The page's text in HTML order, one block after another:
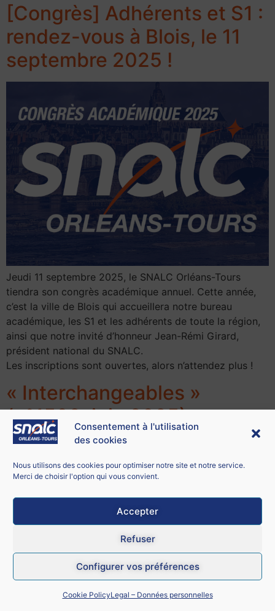
Consentement à l'utilisation
des cookies
Nous utilisons des cookies pour optimiser notre site et notre service.
Merci de choisir l'option qui vous convient.
Accepter
Refuser
Configurer vos préférences
Cookie PolicyLegal – Données personnelles
[Congrès] Adhérents et S1 :
rendez-vous à Blois, le 11
septembre 2025 !
Jeudi 11 septembre 2025, le SNALC Orléans-Tours
tiendra son congrès académique annuel. Cette année,
c’est la ville de Blois qui accueillera notre bureau
académique, les S1 et les adhérents de toute la région,
ainsi que notre invité d’honneur Jean-Rémi Girard,
président national du SNALC.
Les inscriptions sont ouvertes, alors n’attendez plus !
« Interchangeables »
(n°1502, juin 2025)